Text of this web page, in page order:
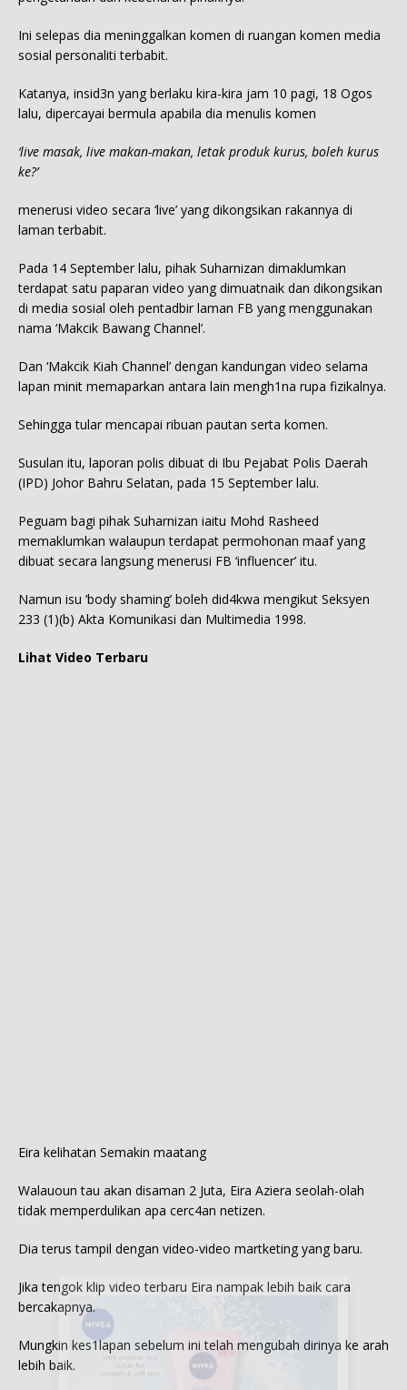
Ini selepas dia meninggalkan komen di ruangan komen media
sosial personaliti terbabit.
Katanya, insid3n yang berlaku kira-kira jam 10 pagi, 18 Ogos
lalu, dipercayai bermula apabila dia menulis komen
‘live masak, live makan-makan, letak produk kurus, boleh kurus
ke?’
menerusi video secara ‘live’ yang dikongsikan rakannya di
laman terbabit.
Pada 14 September lalu, pihak Suharnizan dimaklumkan
terdapat satu paparan video yang dimuatnaik dan dikongsikan
di media sosial oleh pentadbir laman FB yang menggunakan
nama ‘Makcik Bawang Channel’.
Dan ‘Makcik Kiah Channel’ dengan kandungan video selama
lapan minit memaparkan antara lain mengh1na rupa fizikalnya.
Sehingga tular mencapai ribuan pautan serta komen.
Susulan itu, laporan polis dibuat di Ibu Pejabat Polis Daerah
(IPD) Johor Bahru Selatan, pada 15 September lalu.
Peguam bagi pihak Suharnizan iaitu Mohd Rasheed
memaklumkan walaupun terdapat permohonan maaf yang
dibuat secara langsung menerusi FB ‘influencer’ itu.
Namun isu ‘body shaming’ boleh did4kwa mengikut Seksyen
233 (1)(b) Akta Komunikasi dan Multimedia 1998.
Lihat Video Terbaru
Eira kelihatan Semakin maatang
Walauoun tau akan disaman 2 Juta, Eira Aziera seolah-olah
tidak memperdulikan apa cerc4an netizen.
Dia terus tampil dengan video-video martketing yang baru.
Jika tengok klip video terbaru Eira nampak lebih baik cara
bercakapnya.
Mungkin kes1lapan sebelum ini telah mengubah dirinya ke arah
lebih baik.